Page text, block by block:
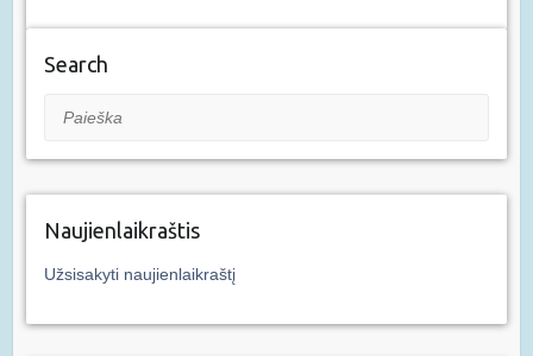
Search
Paieška
Naujienlaikraštis
Užsisakyti naujienlaikraštį